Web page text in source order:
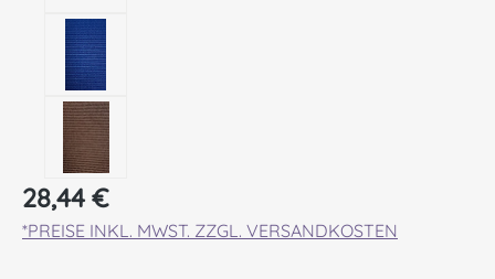
Regulärer Preis:
28,44 €
*PREISE INKL. MWST. ZZGL. VERSANDKOSTEN